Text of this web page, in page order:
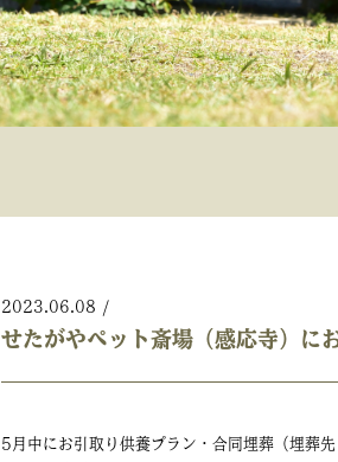
2023.06.08 /
せたがやペット斎場（感応寺）に
5月中にお引取り供養プラン・合同埋葬（埋葬